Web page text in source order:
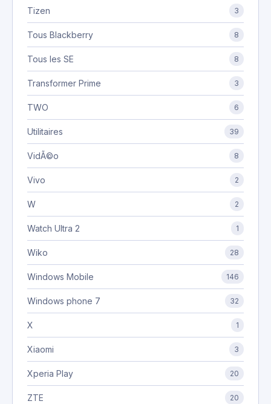
Tizen 3
Tous Blackberry 8
Tous les SE 8
Transformer Prime 3
TWO 6
Utilitaires 39
VidÃ©o 8
Vivo 2
W 2
Watch Ultra 2 1
Wiko 28
Windows Mobile 146
Windows phone 7 32
X 1
Xiaomi 3
Xperia Play 20
ZTE 20